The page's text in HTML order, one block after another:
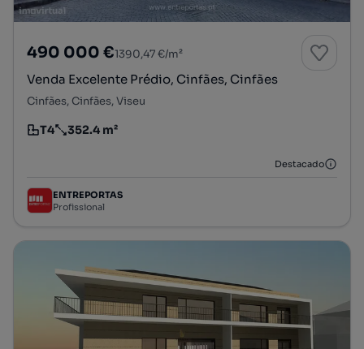
490 000 €1390,47 €/m²
Venda Excelente Prédio, Cinfães, Cinfães
Cinfães, Cinfães, Viseu
Tipologia
T4
Preço por metro quadrado
352.4 m²
Destacado
ENTREPORTAS
Profissional